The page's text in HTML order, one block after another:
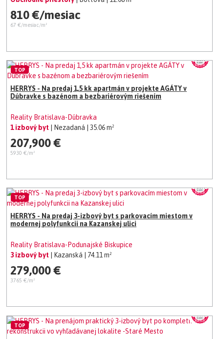
810 €/mesiac
67 €/mesiac/m²
HERRYS - Na predaj 1,5 kk apartmán v projekte AGÁTY v
Dúbravke s bazénom a bezbariérovým riešením
Reality Bratislava-Dúbravka
1 izbový byt | Nezadaná | 35.06 m²
207,900 €
5930 €/m²
TOP
HERRYS - Na predaj 3-izbový byt s parkovacím miestom v
modernej polyfunkcii na Kazanskej ulici
Reality Bratislava-Podunajské Biskupice
3 izbový byt
| Kazanská | 74.11 m²
279,000 €
3765 €/m²
TOP
TOP